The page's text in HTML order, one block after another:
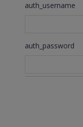
auth_username
auth_password